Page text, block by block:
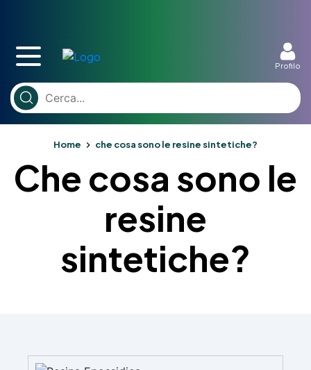
Profilo
Home che cosa sono le resine sintetiche?
Che cosa sono le
resine
sintetiche?